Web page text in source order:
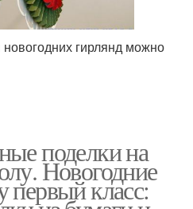
гирлянд можно
поделки на
Новогодние
первый класс: